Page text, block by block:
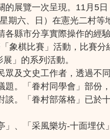
展覽一次呈現。11月5
期六、日）在憲光二村等
縣市分享實際操作的經驗
象棋比賽」活動，比賽
」的系列活動。
及文史工作者，透過不
。「眷村同學會」部份
。「眷村部落格」已於
、「采風樂坊-十面埋